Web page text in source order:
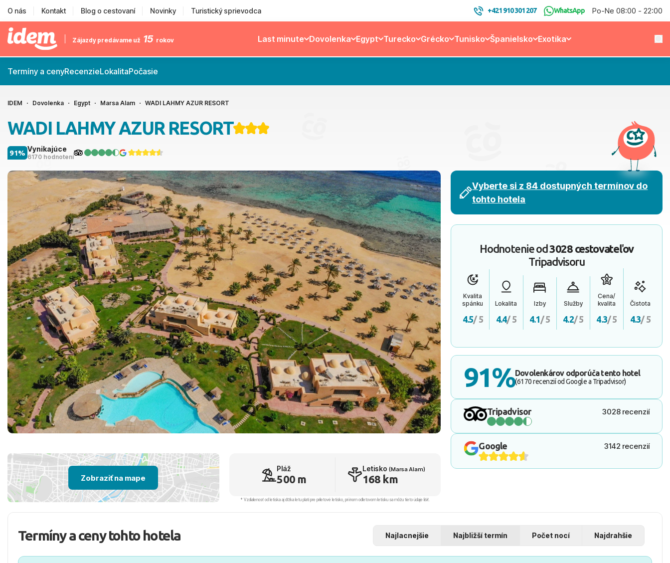
O nás Kontakt Blog o cestovaní Novinky Turistický sprievodca +421 910 301 207 WhatsApp Po-Ne 08:00 - 22:00
Zájazdy predávame už 15 rokov Last minute Dovolenka Egypt Turecko Grécko Tunisko Španielsko Exotika
Termíny a cenyRecenzieLokalitaPočasie
IDEM Dovolenka Egypt Marsa Alam WADI LAHMY AZUR RESORT
WADI LAHMY AZUR RESORT
Vynikajúce
6170 hodnotení
91%
Vyberte si z 84 dostupných termínov do
tohto hotela
Hodnotenie od3028 cestovateľov
Tripadvisoru
Kvalita
spánku
4.5/ 5
Lokalita
4.4/ 5
Izby
4.1/ 5
Služby
4.2/ 5
Cena/
kvalita
4.3/ 5
Čistota
4.3/ 5
91%Dovolenkárov odporúča tento hotel
(6170 recenzií od Google a Tripadvisor)
Tripadvisor 3028 recenzií
Google 3142 recenzií
Zobraziť na mape
Pláž
500 m
Letisko (Marsa Alam)
168 km
* Vzdialenosť od letiska aj dľžka letu platí pre príletové letisko, pri inom odletovom letisku sa môžu tieto údaje líšiť.
Termíny a ceny tohto hotela Najlacnejšie Najbližší termín Počet nocí Najdrahšie